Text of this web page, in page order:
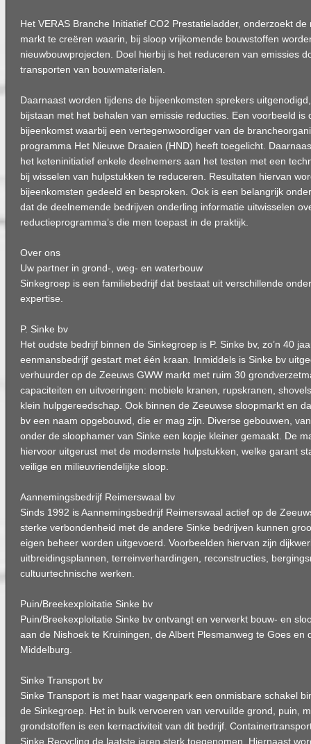
Het VERAS Branche Initiatief CO2 Prestatieladder, onderzoekt
markt te creëren waarin, bij sloop vrijkomende bouwstoffen
nieuwbouwprojecten. Doel hierbij is het reduceren van emissies
transporten van bouwmaterialen.
Daarnaast worden tijdens de bijeenkomsten sprekers
bijstaan met het behalen van emissie reducties. Een voorbeeld is
bijeenkomst waarbij een vertegenwoordiger van de
programma Het Nieuwe Draaien (HND) heeft toegelicht.
het keteninitiatief enkele deelnemers aan het testen met een
bij wisselen van hulpstukken te reduceren. Resultaten hiervan
bijeenkomsten gedeeld en besproken. Ook is een belangrijk
dat de deelnemende bedrijven onderling informatie uitwisselen
reductieprogramma’s die men toepast in de praktijk.
Over ons
Uw partner in grond-, weg- en waterbouw
Sinkegroep is een familiebedrijf dat bestaat uit verschillende
expertise.
P. Sinke bv
Het oudste bedrijf binnen de Sinkegroep is P. Sinke bv, zo’n 40
eenmansbedrijf gestart met één kraan. Inmiddels is Sinke bv
verhuurder op de Zeeuws GWW markt met ruim 30
capaciteiten en uitvoeringen: mobiele kranen, rupskranen,
klein hulpgereedschap. Ook binnen de Zeeuwse sloopmarkt en
bv een naam opgebouwd, die er mag zijn. Diverse gebouwen,
onder de sloophamer van Sinke een kopje kleiner gemaakt. De
hiervoor uitgerust met de modernste hulpstukken, welke garant
veilige en milieuvriendelijke sloop.
Aannemingsbedrijf Reimerswaal bv
Sinds 1992 is Aannemingsbedrijf Reimerswaal actief op de
sterke verbondenheid met de andere Sinke bedrijven kunnen
eigen beheer worden uitgevoerd. Voorbeelden hiervan zijn
uitbreidingsplannen, terreinverhardingen, reconstructies,
cultuurtechnische werken.
Puin/Breekexploitatie Sinke bv
Puin/Breekexploitatie Sinke bv ontvangt en verwerkt bouw- en
aan de Nishoek te Kruiningen, de Albert Plesmanweg te Goes en
Middelburg.
Sinke Transport bv
Sinke Transport is met haar wagenpark een onmisbare schakel
de Sinkegroep. Het in bulk vervoeren van vervuilde grond, puin,
grondstoffen is een kernactiviteit van dit bedrijf.
Sinke Recycling de laatste jaren sterk toegenomen. Hiernaast